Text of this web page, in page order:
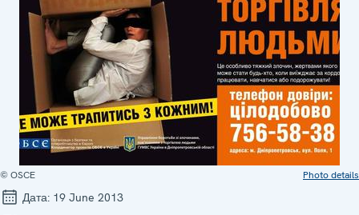
© OSCE Photo details
Дата: 19 June 2013